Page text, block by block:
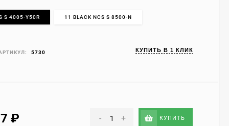
S 4005-Y50R 11 BLACK NCS S 8500-N
5730 КУПИТЬ В 1 КЛИК
₽ - + КУПИТЬ